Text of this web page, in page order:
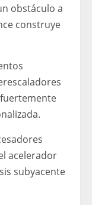
obstáculo a
construye
acelerador
subyacente